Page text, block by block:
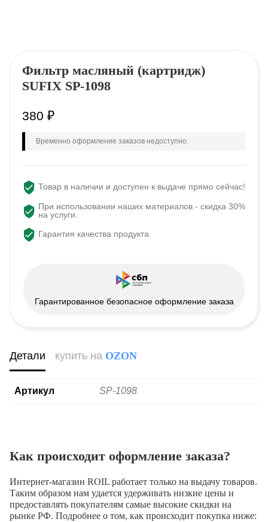
Фильтр масляный (картридж)
SUFIX SP-1098
380 ₽
Временно оформление заказов недоступно.
Товар в наличии и доступен к выдаче прямо сейчас!
При использовании наших материалов - скидка 30%
на услуги.
Гарантия качества продукта
Гарантированное безопасное оформление заказа
Детали купить на OZON
Артикул SP-1098
Как происходит оформление заказа?
Интернет-магазин ROIL работает только на выдачу товаров.
Таким образом нам удается удерживать низкие цены и
предоставлять покупателям самые высокие скидки на
рынке РФ. Подробнее о том, как происходит покупка ниже: